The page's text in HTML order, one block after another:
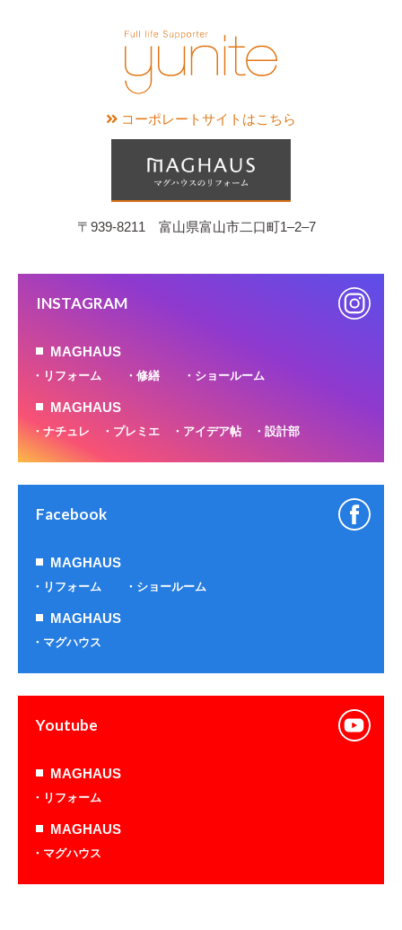
コーポレートサイトはこちら
〒939-8211 富山県富山市二口町1‒2‒7
INSTAGRAM
MAGHAUS
リフォーム 修繕 ショールーム
MAGHAUS
ナチュレ プレミエ アイデア帖 設計部
Facebook
MAGHAUS
リフォーム ショールーム
MAGHAUS
マグハウス
Youtube
MAGHAUS
リフォーム
MAGHAUS
マグハウス